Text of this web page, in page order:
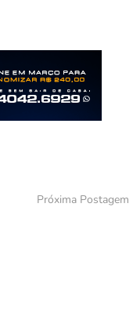
Próxima Postagem